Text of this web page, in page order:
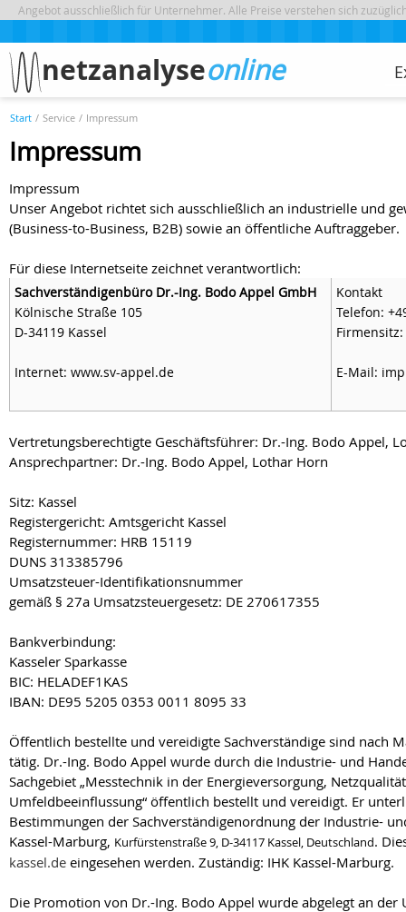
Angebot ausschließlich für Unternehmer. Alle Preise verstehen sich
netzanalyseonline
Start / Service / Impressum
Impressum
Impressum
Unser Angebot richtet sich ausschließlich an industrielle und
(Business-to-Business, B2B) sowie an öffentliche Auftraggeber.
Für diese Internetseite zeichnet verantwortlich:
Sachverständigenbüro Dr.-Ing. Bodo Appel GmbH
Kölnische Straße 105
D-34119 Kassel
Internet: www.sv-appel.de
Kontakt
Telefon:
Firmensitz:
E-Mail:
Vertretungsberechtigte Geschäftsführer: Dr.-Ing. Bodo Appel,
Ansprechpartner: Dr.-Ing. Bodo Appel, Lothar Horn
Sitz: Kassel
Registergericht: Amtsgericht Kassel
Registernummer: HRB 15119
DUNS 313385796
Umsatzsteuer-Identifikationsnummer
gemäß § 27a Umsatzsteuergesetz: DE 270617355
Bankverbindung:
Kasseler Sparkasse
BIC: HELADEF1KAS
IBAN: DE95 5205 0353 0011 8095 33
Öffentlich bestellte und vereidigte Sachverständige sind nach
tätig. Dr.-Ing. Bodo Appel wurde durch die Industrie- und
Sachgebiet „Messtechnik in der Energieversorgung,
Umfeldbeeinflussung“ öffentlich bestellt und vereidigt. Er
Bestimmungen der Sachverständigenordnung der Industrie-
Kassel-Marburg, Kurfürstenstraße 9, D-34117 Kassel, Deutschland.
kassel.de eingesehen werden. Zuständig: IHK Kassel-Marburg.
Die Promotion von Dr.-Ing. Bodo Appel wurde abgelegt an der